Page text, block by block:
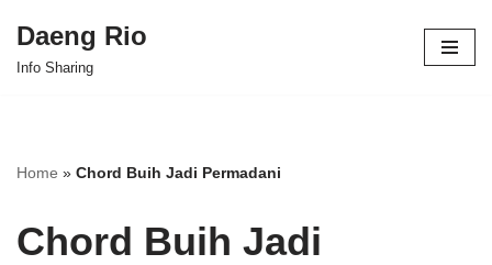
Skip
Daeng Rio
Info Sharing
Home » Chord Buih Jadi Permadani
Chord Buih Jadi